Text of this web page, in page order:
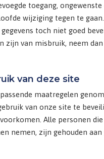
toegang,
wijziging tegen te
toch niet goed
zijn van misbruik, neem
van deze site
maatregelen
van onze site te
Alle personen die
nemen, zijn gehouden